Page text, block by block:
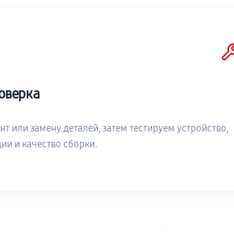
или замену деталей, затем тестируем устройство,
и качество сборки.